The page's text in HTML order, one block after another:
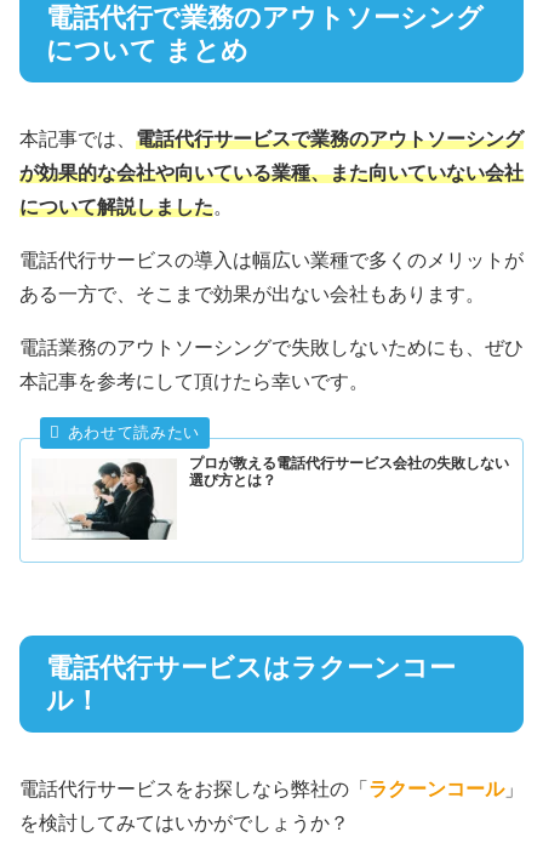
電話代行で業務のアウトソーシング
について まとめ
本記事では、 電話代行サービスで業務のアウトソーシング
が効果的な会社や向いている業種、また向いていない会社
について解説しました。
電話代行サービスの導入は幅広い業種で多くのメリットが
ある一方で、そこまで効果が出ない会社もあります。
電話業務のアウトソーシングで失敗しないためにも、ぜひ
本記事を参考にして頂けたら幸いです。
プロが教える電話代行サービス会社の失敗しない
選び方とは？
電話代行サービスはラクーンコー
ル！
電話代行サービスをお探しなら弊社の「 ラクーンコール」
を検討してみてはいかがでしょうか？